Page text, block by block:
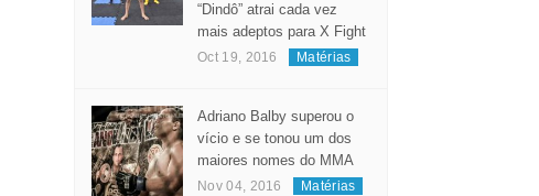
“Dindô” atrai cada vez
mais adeptos para X Fight
Oct 19, 2016 Matérias
Adriano Balby superou o
vício e se tonou um dos
maiores nomes do MMA
Nov 04, 2016 Matérias